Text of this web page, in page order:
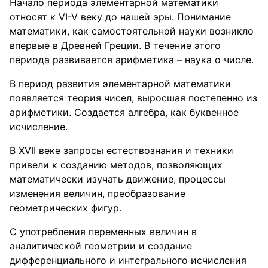
Начало периода элементарной математики
относят к VI-V веку до нашей эры. Понимание
математики, как самостоятельной науки возникло
впервые в Древней Греции. В течение этого
периода развивается арифметика – наука о числе.
В период развития элементарной математики
появляется теория чисел, выросшая постепенно из
арифметики. Создается алгебра, как буквенное
исчисление.
В XVII веке запросы естествознания и техники
привели к созданию методов, позволяющих
математически изучать движение, процессы
изменения величин, преобразование
геометрических фигур.
С употребления переменных величин в
аналитической геометрии и создание
дифференциального и интегрального исчисления